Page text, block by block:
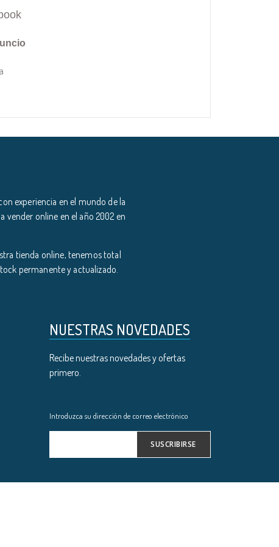
experiencia en el mundo de la
vender online en el año 2002 en
tienda online, tenemos total
permanente y actualizado.
NUESTRAS NOVEDADES
Recibe nuestras novedades y ofertas
primero.
Introduzca su dirección de correo electrónico
SUSCRIBIRSE